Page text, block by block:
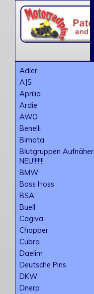
Adler
AJS
Aprilia
Ardie
AWO
Benelli
Bimota
Blutgruppen Aufnäher
NEU!!!!!!!
BMW
Boss Hoss
BSA
Buell
Cagiva
Chopper
Cubra
Daelim
Deutsche Pins
DKW
Dnerp